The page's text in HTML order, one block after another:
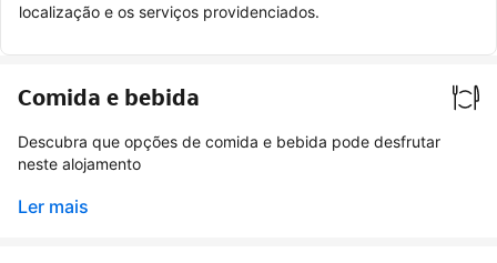
localização e os serviços providenciados.
Comida e bebida
Descubra que opções de comida e bebida pode desfrutar
neste alojamento
Ler mais